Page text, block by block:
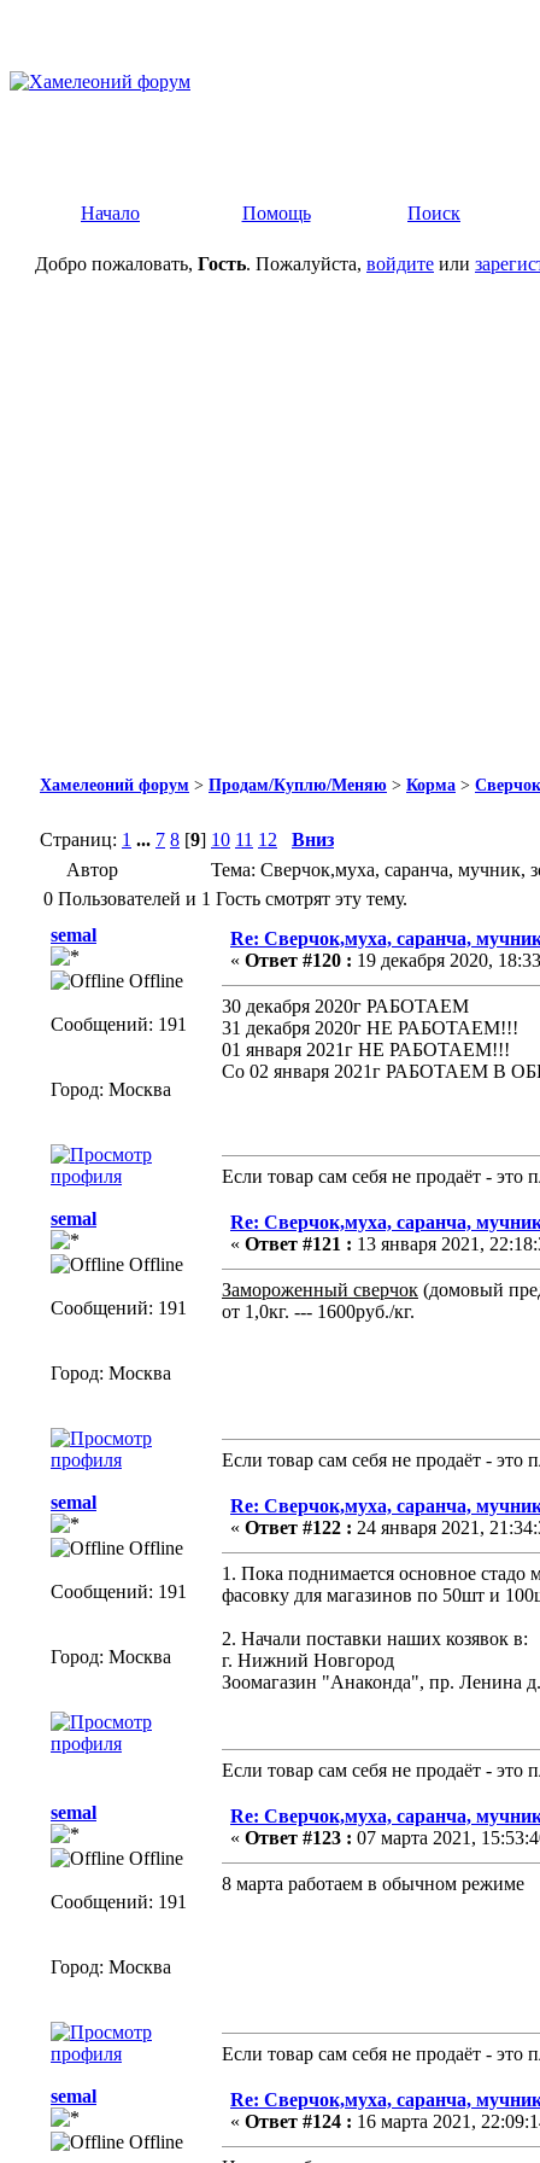
Начало Помощь Поиск
Добро пожаловать, Гость. Пожалуйста, войдите или
Хамелеоний форум > Продам/Куплю/Меняю > Корма >
Страниц: 1 ... 7 8 [9] 10 11 12
Вниз
Автор
Тема: Сверчок,муха, саранча, мучник,
0 Пользователей и 1 Гость смотрят эту тему.
semal
Offline
Сообщений: 191
Город: Москва
Re: Сверчок,муха, саранча,
« Ответ #120 : 19 декабря 2020,
30 декабря 2020г РАБОТАЕМ
31 декабря 2020г НЕ РАБОТАЕМ!!!
01 января 2021г НЕ РАБОТАЕМ!!!
Со 02 января 2021г РАБОТАЕМ
Если товар сам себя не продаёт -
semal
Offline
Сообщений: 191
Город: Москва
Re: Сверчок,муха, саранча,
« Ответ #121 : 13 января 2021,
Замороженный сверчок (домовый
от 1,0кг. --- 1600руб./кг.
Если товар сам себя не продаёт -
semal
Offline
Сообщений: 191
Город: Москва
Re: Сверчок,муха, саранча,
« Ответ #122 : 24 января 2021,
1. Пока поднимается основное стадо
фасовку для магазинов по 50шт и
2. Начали поставки наших козявок в:
г. Нижний Новгород
Зоомагазин "Анаконда", пр. Ленина
Если товар сам себя не продаёт -
semal
Offline
Сообщений: 191
Город: Москва
Re: Сверчок,муха, саранча,
« Ответ #123 : 07 марта 2021,
8 марта работаем в обычном режиме
Если товар сам себя не продаёт -
semal
Offline
Re: Сверчок,муха, саранча,
« Ответ #124 : 16 марта 2021,